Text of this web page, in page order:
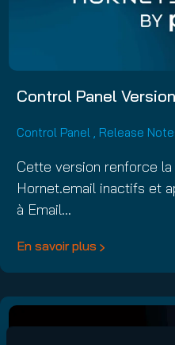
Control Panel
Control Panel , Release
Cette version renforce
Hornet.email inactifs et
à Email…
En savoir plus